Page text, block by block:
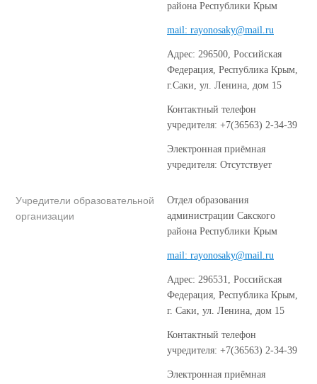
района Республики Крым
mail: rayonosaky@mail.ru
Адрес: 296500, Российская
Федерация, Республика Крым,
г.Саки, ул. Ленина, дом 15
Контактный телефон
учредителя: +7(36563) 2-34-39
Электронная приёмная
учредителя: Отсутствует
Учредители образовательной
организации
Отдел образования
администрации Сакского
района Республики Крым
mail: rayonosaky@mail.ru
Адрес: 296531, Российская
Федерация, Республика Крым,
г. Саки, ул. Ленина, дом 15
Контактный телефон
учредителя: +7(36563) 2-34-39
Электронная приёмная